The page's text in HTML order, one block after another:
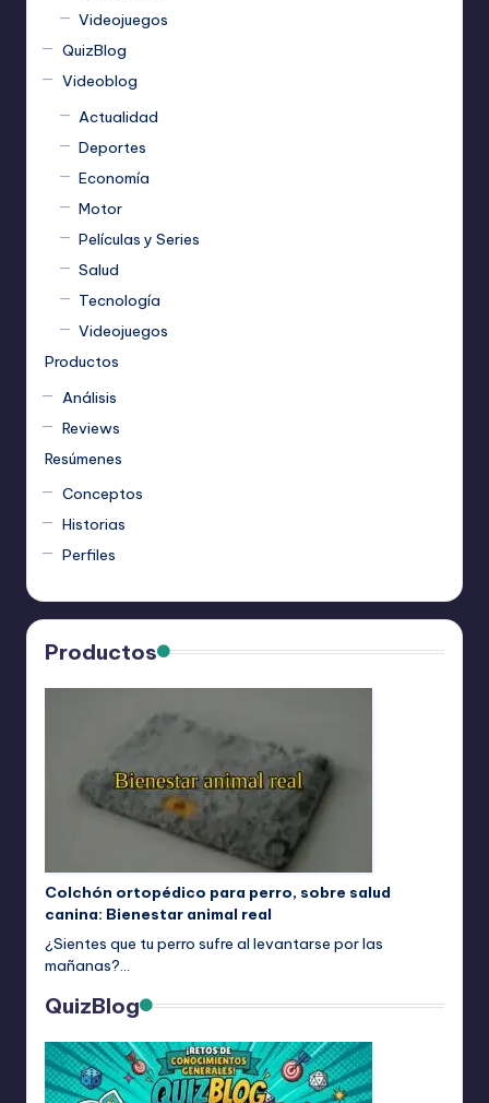
Videojuegos
QuizBlog
Videoblog
Actualidad
Deportes
Economía
Motor
Películas y Series
Salud
Tecnología
Videojuegos
Productos
Análisis
Reviews
Resúmenes
Conceptos
Historias
Perfiles
Productos
Colchón ortopédico para perro, sobre salud
canina: Bienestar animal real
¿Sientes que tu perro sufre al levantarse por las
mañanas?…
QuizBlog